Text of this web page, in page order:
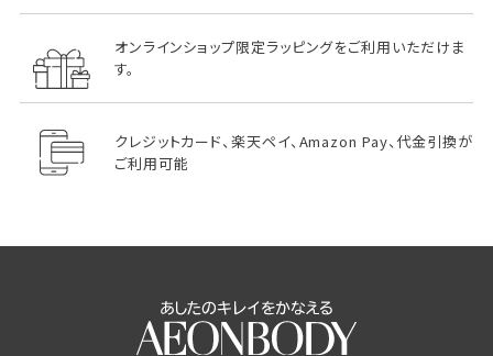
オンラインショップ限定ラッピングをご利用いただけま
す。
クレジットカード、楽天ペイ、Amazon Pay、代金引換が
ご利用可能